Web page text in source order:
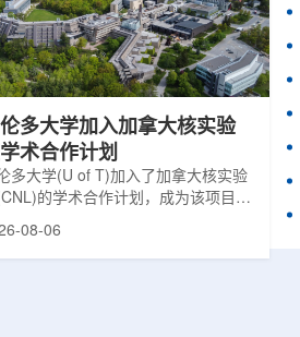
电子器件的性能和寿命。(图片由
提供。)微电子器件广泛用于
手机、笔记本电脑、安全通信和人
多大学加入加拿大核实验
术合作计划
多大学(U of T)加入了加拿大核实验
的学术合作计划，成为该项目中
十家参与机构。这项举措旨在加强
08-06